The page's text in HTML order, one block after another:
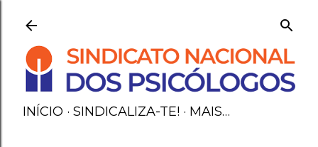
INÍCIO SINDICALIZA-TE! MAIS…